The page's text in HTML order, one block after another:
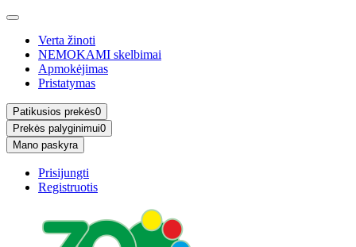
Verta žinoti
NEMOKAMI skelbimai
Apmokėjimas
Pristatymas
Patikusios prekės0
Prekės palyginimui0
Mano paskyra
Prisijungti
Registruotis